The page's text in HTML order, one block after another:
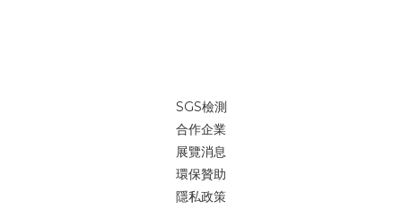
SGS檢測
合作企業
展覽消息
環保贊助
隱私政策